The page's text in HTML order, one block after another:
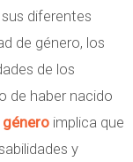
diferentes
de género, los
de los
de haber nacido
implica que
y